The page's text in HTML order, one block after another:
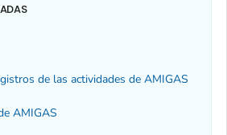
de las actividades de AMIGAS
AMIGAS